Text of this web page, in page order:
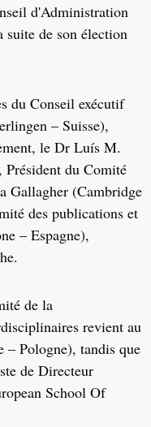
d'Administration
suite de son élection
du Conseil exécutif
– Suisse),
le Dr Luís M.
du Comité
Gallagher (Cambridge
des publications et
– Espagne),
de la
revient au
– Pologne), tandis que
de Directeur
School Of